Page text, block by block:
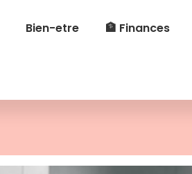
Bien-etre 🏦 Finances